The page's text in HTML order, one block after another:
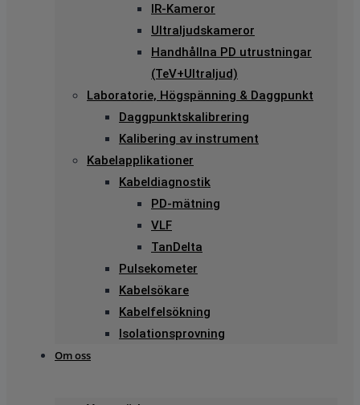
IR-Kameror
Ultraljudskameror
Handhållna PD utrustningar
(TeV+Ultraljud)
Laboratorie, Högspänning & Daggpunkt
Daggpunktskalibrering
Kalibering av instrument
Kabelapplikationer
Kabeldiagnostik
PD-mätning
VLF
TanDelta
Pulsekometer
Kabelsökare
Kabelfelsökning
Isolationsprovning
Om oss